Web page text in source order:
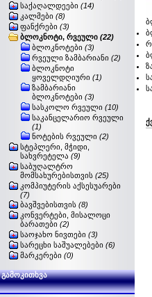
საქაღალდეები (14)
კალმები (8)
ფანქრები (3)
ბლოკნოტი, რვეული (22)
ბლოკნოტები (3)
რვეული ზამბარიანი (2)
ბლოკნოტი
ყოველდღიური (1)
ზამბარიანი
ბლოკნოტები (3)
სასკოლო რვეული (10)
საკანცელარიო რვეული
(1)
ნოტების რვეული (2)
სტეპლერი, მჭიდი,
სახვრეტელა (9)
საბუღალტრო
მომსახურებისთვის (25)
კომპიუტერის აქსესუარები
(7)
ბავშვებისთვის (8)
კონვერტები, მისალოცი
ბარათები (2)
საოჯახო ნივთები (3)
სარეცხი საშუალებები (6)
მარკერები (0)
გამოკითხვა